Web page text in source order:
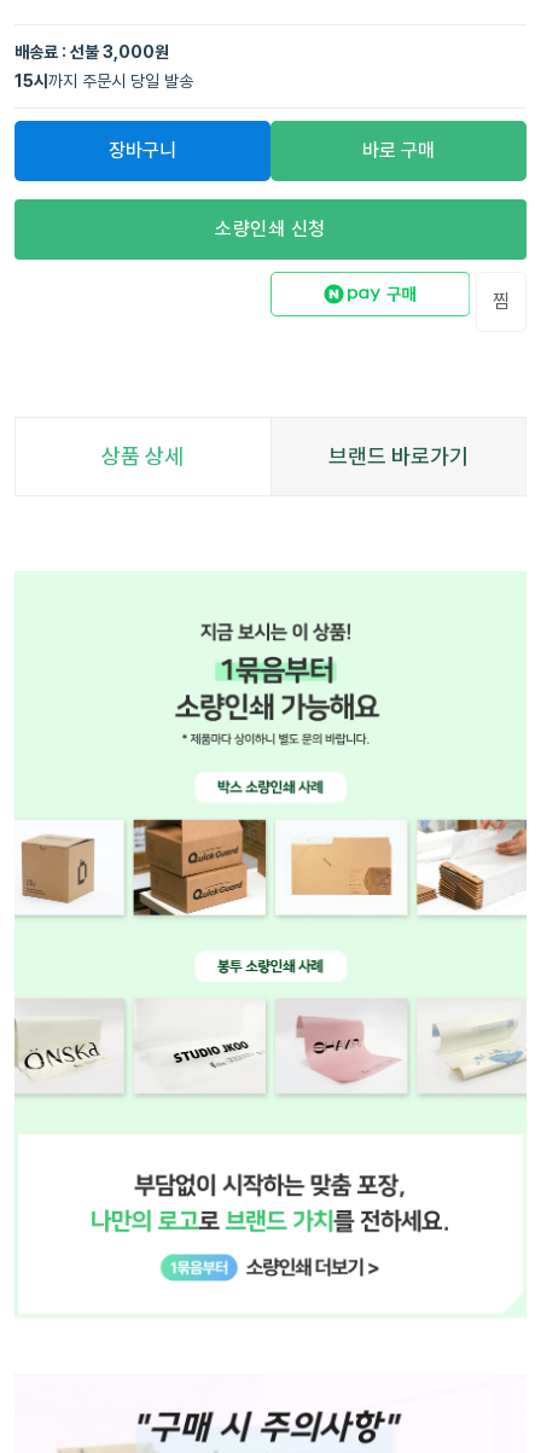
배송료 : 선불 3,000원
15시 까지 주문시 당일 발송
장바구니 바로 구매
소량인쇄 신청
찜
상품 상세 브랜드 바로가기